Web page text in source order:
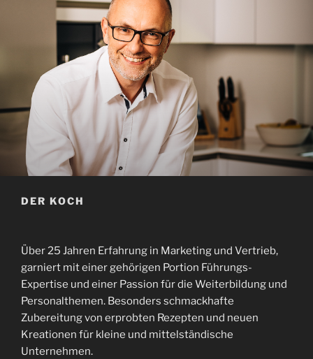
DER KOCH
Über 25 Jahren Erfahrung in Marketing und Vertrieb,
garniert mit einer gehörigen Portion Führungs-
Expertise und einer Passion für die Weiterbildung und
Personalthemen. Besonders schmackhafte
Zubereitung von erprobten Rezepten und neuen
Kreationen für kleine und mittelständische
Unternehmen.